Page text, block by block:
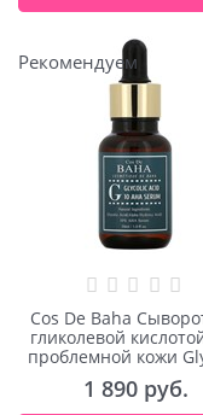
Рекомендуем
Cos De Baha
гликолевой
проблемной кожи
Acid 10 AHA Serum
1 890 руб.